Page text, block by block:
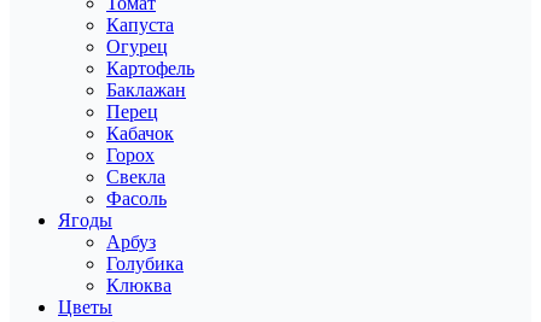
Капуста
Огурец
Картофель
Баклажан
Перец
Кабачок
Горох
Свекла
Фасоль
Ягоды
Арбуз
Голубика
Клюква
Цветы